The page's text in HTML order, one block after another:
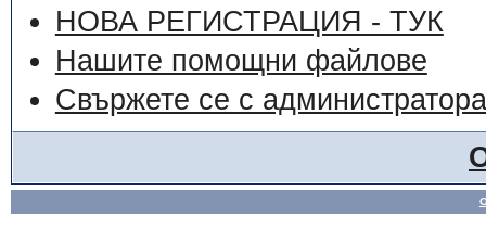
НОВА РЕГИСТРАЦИЯ - ТУК
Нашите помощни файлове
Свържете се с администратора